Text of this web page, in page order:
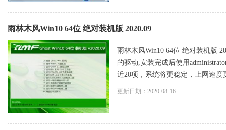
雨林木风Win10 64位 绝对装机版 2020.09
雨林木风Win10 64位 绝对装机版
的驱动,安装完成后使用
近20项，系统将更稳定，上网速
更新日期：2020-08-16